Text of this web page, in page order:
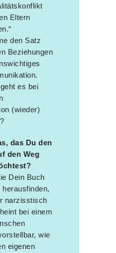
Eltern
den Satz
Beziehungen
es bei
(wieder)
das Du den
den Weg
Dein Buch
narzisstisch
bei einem
wie
eigenen